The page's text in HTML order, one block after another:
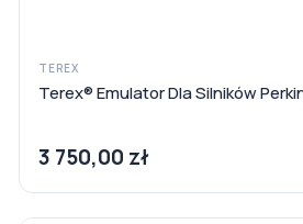
TEREX
Terex® Emulator Dla Silników
3 750,00 zł